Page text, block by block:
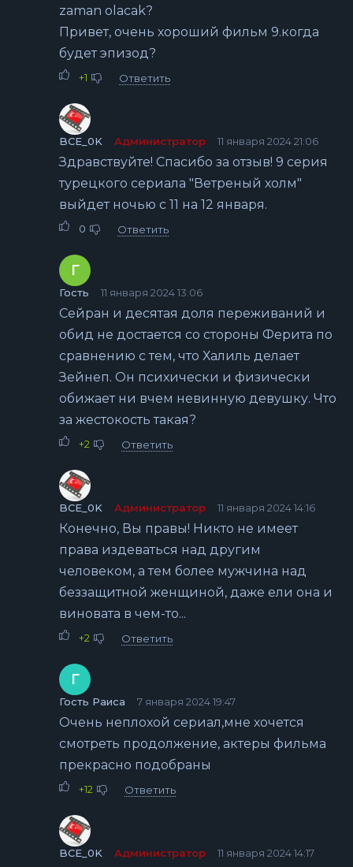
zaman olacak?
Привет, очень хороший фильм 9.когда
будет эпизод?
+1 Ответить
BCE_0K Администратор 11 января 2024 21:06
Здравствуйте! Спасибо за отзыв! 9 серия
турецкого сериала "Ветреный холм"
выйдет ночью с 11 на 12 января.
0 Ответить
Г
Гость 11 января 2024 13:06
Сейран и десятая доля переживаний и
обид не достается со стороны Ферита по
сравнению с тем, что Халиль делает
Зейнеп. Он психически и физически
обижает ни вчем невинную девушку. Что
за жестокость такая?
+2 Ответить
BCE_0K Администратор 11 января 2024 14:16
Конечно, Вы правы! Никто не имеет
права издеваться над другим
человеком, а тем более мужчина над
беззащитной женщиной, даже ели она и
виновата в чем-то...
+2 Ответить
Г
Гость Раиса 7 января 2024 19:47
Очень неплохой сериал,мне хочется
смотреть продолжение, актеры фильма
прекрасно подобраны
+12 Ответить
BCE_0K Администратор 11 января 2024 14:17